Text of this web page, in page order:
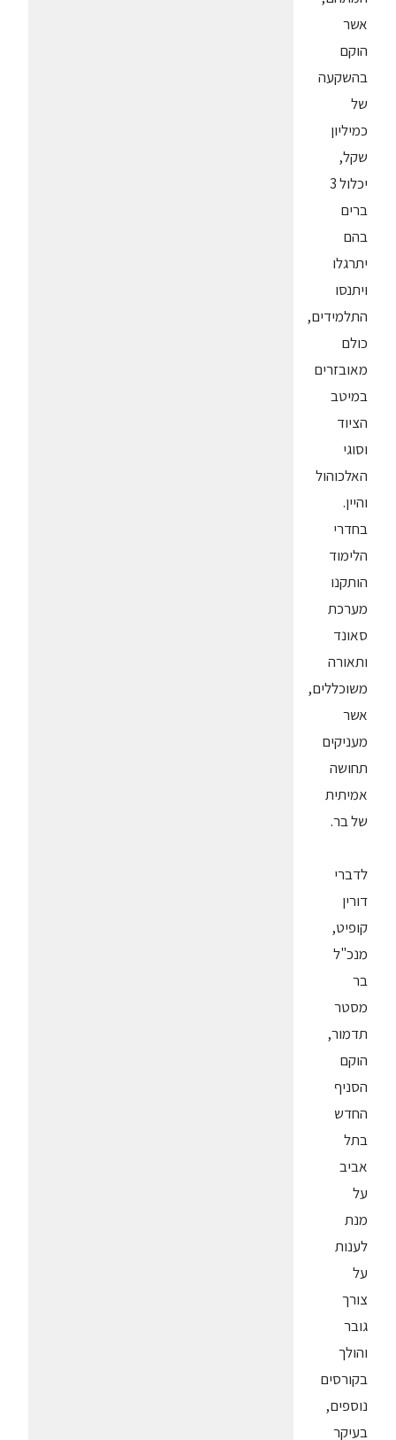
אשר
הוקם
בהשקעה
של
כמיליון
שקל,
יכלול 3
ברים
בהם
יתרגלו
ויתנסו
התלמידים,
כולם
מאובזרים
במיטב
הציוד
וסוגי
האלכוהול
והיין.
בחדרי
הלימוד
הותקנו
מערכת
סאונד
ותאורה
משוכללים,
אשר
מעניקים
תחושה
אמיתית
של בר.
לדברי
דורין
קופיט,
מנכ"ל
בר
מסטר
תדמור,
הוקם
הסניף
החדש
בתל
אביב
על
מנת
לענות
על
צורך
גובר
והולך
בקורסים
נוספים,
בעיקר